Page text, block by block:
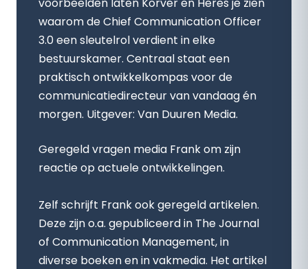
waarom de Chief Communication Officer
3.0 een sleutelrol verdient in elke
bestuurskamer. Centraal staat een
praktisch ontwikkelkompas voor de
communicatiedirecteur van vandaag én
morgen. Uitgever: Van Duuren Media.
Geregeld vragen media Frank om zijn
reactie op actuele ontwikkelingen.
Zelf schrijft Frank ook geregeld artikelen.
Deze zijn o.a. gepubliceerd in The Journal
of Communication Management, in
diverse boeken en in vakmedia. Het artikel